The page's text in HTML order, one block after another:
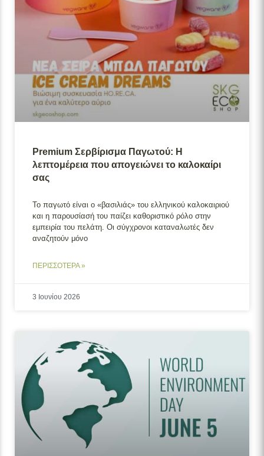
Premium Σερβίρισμα Παγωτού: Η
λεπτομέρεια που απογειώνει το καλοκαίρι
σας
Το παγωτό είναι ο «βασιλιάς» του ελληνικού καλοκαιριού
και η παρουσίασή του παίζει καθοριστικό ρόλο στην
εμπειρία του πελάτη. Οι σύγχρονοι καταναλωτές δεν
αναζητούν μόνο
ΠΕΡΙΣΣΟΤΕΡΑ »
3 Ιουνίου 2026